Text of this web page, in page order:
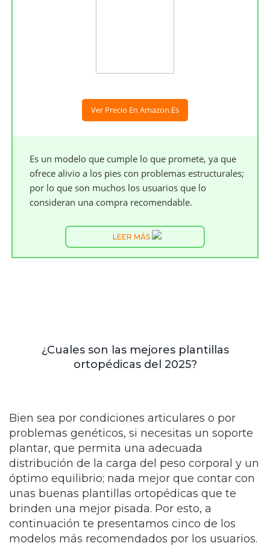
Ver Precio En Amazon.es
Es un modelo que cumple lo que promete, ya que
ofrece alivio a los pies con problemas estructurales;
por lo que son muchos los usuarios que lo
consideran una compra recomendable.
LEER MÁS
¿Cuales son las mejores plantillas
ortopédicas del 2025?
Bien sea por condiciones articulares o por
problemas genéticos, si necesitas un soporte
plantar, que permita una adecuada
distribución de la carga del peso corporal y un
óptimo equilibrio; nada mejor que contar con
unas buenas plantillas ortopédicas que te
brinden una mejor pisada. Por esto, a
continuación te presentamos cinco de los
modelos más recomendados por los usuarios.